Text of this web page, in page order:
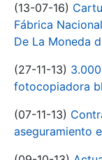
(13-07-16)
Fábrica
De La Moneda
(27-11-13)
fotocopiadora
(07-11-13)
aseguramiento